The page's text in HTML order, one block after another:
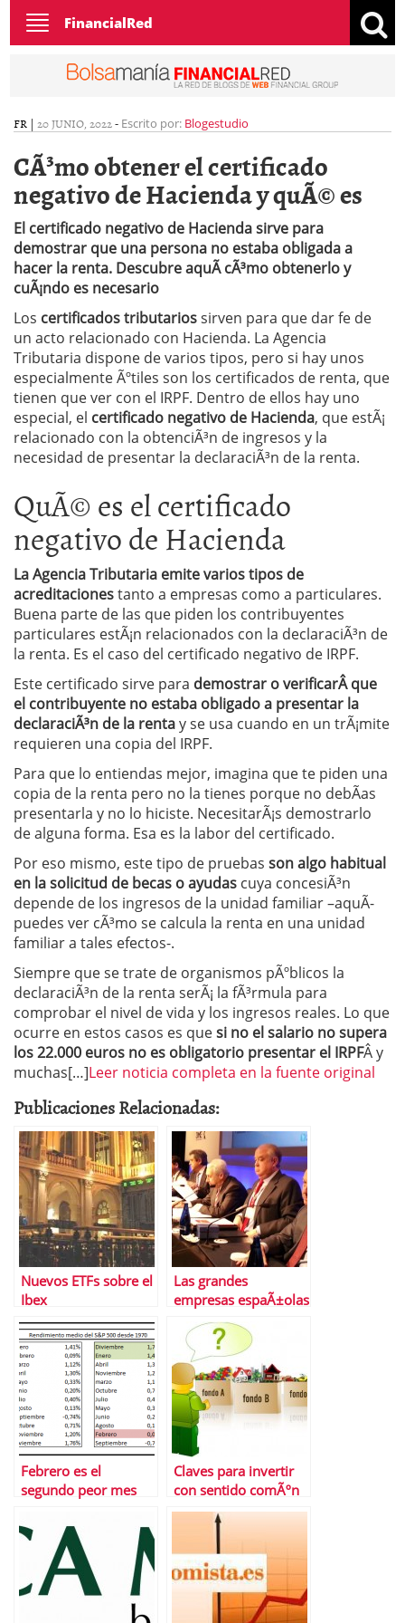
Toggle
navigation
FinancialRed
FR | 20 JUNIO, 2022- Escrito por: Blogestudio
CÃ³mo obtener el certificado
negativo de Hacienda y quÃ© es
El certificado negativo de Hacienda sirve para
demostrar que una persona no estaba obligada a
hacer la renta. Descubre aquÃ­ cÃ³mo obtenerlo y
cuÃ¡ndo es necesario
Los certificados tributariossirven para que dar fe de
un acto relacionado con Hacienda. La Agencia
Tributaria dispone de varios tipos, pero si hay unos
especialmente Ãºtiles son los certificados de renta, que
tienen que ver con el IRPF. Dentro de ellos hay uno
especial, el certificado negativo de Hacienda, que estÃ¡
relacionado con la obtenciÃ³n de ingresos y la
necesidad de presentar la declaraciÃ³n de la renta.
QuÃ© es el certificado
negativo de Hacienda
La Agencia Tributaria emite varios tipos de
acreditacionestanto a empresas como a particulares.
Buena parte de las que piden los contribuyentes
particulares estÃ¡n relacionados con la declaraciÃ³n de
la renta. Es el caso del certificado negativo de IRPF.
Este certificado sirve para demostrar o verificarÂ que
el contribuyente no estaba obligado a presentar la
declaraciÃ³n de la rentay se usa cuando en un trÃ¡mite
requieren una copia del IRPF.
Para que lo entiendas mejor, imagina que te piden una
copia de la renta pero no la tienes porque no debÃ­as
presentarla y no lo hiciste. NecesitarÃ¡s demostrarlo
de alguna forma. Esa es la labor del certificado.
Por eso mismo, este tipo de pruebas son algo habitual
en la solicitud de becas o ayudas cuya concesiÃ³n
depende de los ingresos de la unidad familiar –aquÃ­
puedes ver cÃ³mo se calcula la renta en una unidad
familiar a tales efectos-.
Siempre que se trate de organismos pÃºblicos la
declaraciÃ³n de la renta serÃ¡ la fÃ³rmula para
comprobar el nivel de vida y los ingresos reales. Lo que
ocurre en estos casos es quesi no el salario no supera
los 22.000 euros no es obligatorio presentar el IRPFÂ y
muchas[…]Leer noticia completa en la fuente original
Publicaciones Relacionadas:
Nuevos ETFs sobre el
Ibex
Las grandes
empresas espaÃ±olas
destacan la necesidad
de que Latam
desarrolle sus bolsas
Febrero es el
segundo peor mes
Claves para invertir
con sentido comÃºn